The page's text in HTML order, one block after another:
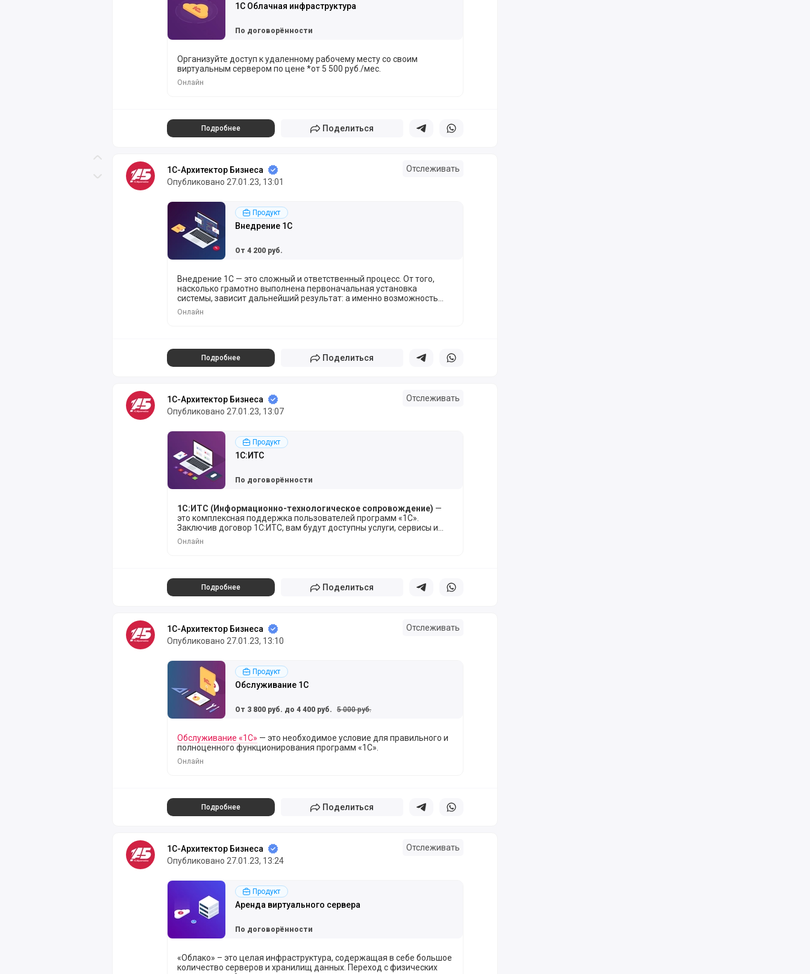
Скролл вверх
Скролл вниз
1С Облачная инфраструктура
По договорённости
Организуйте доступ к удаленному рабочему месту со своим
виртуальным сервером по цене *от 5 500 руб./мес.
Онлайн
Подробнее Поделиться Поделиться в телеграм
Поделиться в whatsapp
1С-Архитектор Бизнеса
Опубликовано 27.01.23, 13:01
Отслеживать
Подробнее Продукт
Внедрение 1С
От 4 200 руб.
Внедрение 1С — это сложный и ответственный процесс. От того,
насколько грамотно выполнена первоначальная установка
системы, зависит дальнейший результат: а именно возможность
полноценного использования всего заложенного в программу
потенциала. Профессиональное внедрение «1С:Предприятия 8»
инструмент управления.
Онлайн
Подробнее Поделиться Поделиться в телеграм
Поделиться в whatsapp
1С-Архитектор Бизнеса
Опубликовано 27.01.23, 13:07
Отслеживать
Подробнее Продукт
1С:ИТС
По договорённости
1С:ИТС (Информационно-технологическое сопровождение) —
это комплексная поддержка пользователей программ «1С».
Заключив договор 1С:ИТС, вам будут доступны услуги, сервисы и
материалы для комфортной и эффективной работы.
Онлайн
Подробнее Поделиться Поделиться в телеграм
Поделиться в whatsapp
1С-Архитектор Бизнеса
Опубликовано 27.01.23, 13:10
Отслеживать
Подробнее Продукт
Обслуживание 1С
От 3 800 руб. до 4 400 руб. 5 000 руб.
Обслуживание «1С» — это необходимое условие для правильного и
полноценного функционирования программ «1С».
Онлайн
Подробнее Поделиться Поделиться в телеграм
Поделиться в whatsapp
1С-Архитектор Бизнеса
Опубликовано 27.01.23, 13:24
Отслеживать
Подробнее Продукт
Аренда виртуального сервера
По договорённости
«Облако» – это целая инфраструктура, содержащая в себе большое
количество серверов и хранилищ данных. Переход с физических